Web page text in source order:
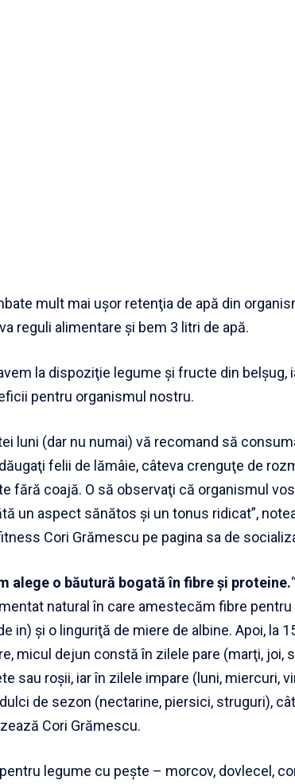
mult mai uşor retenţia de apă din
reguli alimentare şi bem 3 litri de apă.
la dispoziţie legume şi fructe din belşug,
pentru organismul nostru.
luni (dar nu numai) vă recomand să
felii de lămâie, câteva crenguţe de
fără coajă. O să observaţi că organismul
un aspect sănătos şi un tonus ridicat”,
Cori Grămescu pe pagina sa de
alege o băutură bogată în fibre şi proteine.
natural în care amestecăm fibre
in) şi o linguriţă de miere de albine. Apoi, la
micul dejun constă în zilele pare (marţi, joi,
sau roşii, iar în zilele impare (luni, miercuri,
de sezon (nectarine, piersici, struguri),
Cori Grămescu.
legume cu peşte – morcov, dovlecel,